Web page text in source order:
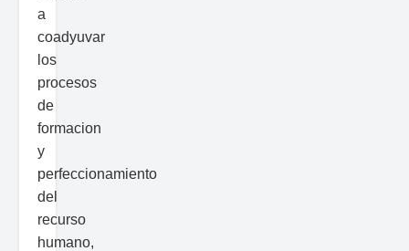
a
coadyuvar
los
procesos
de
formacion
y
perfeccionamiento
del
recurso
humano,